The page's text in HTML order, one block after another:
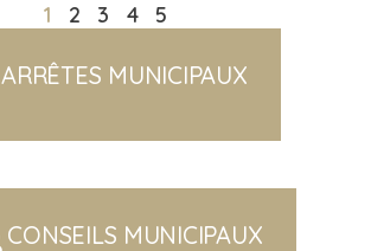
1 2 3 4 5
ARRÊTES MUNICIPAUX
CONSEILS MUNICIPAUX